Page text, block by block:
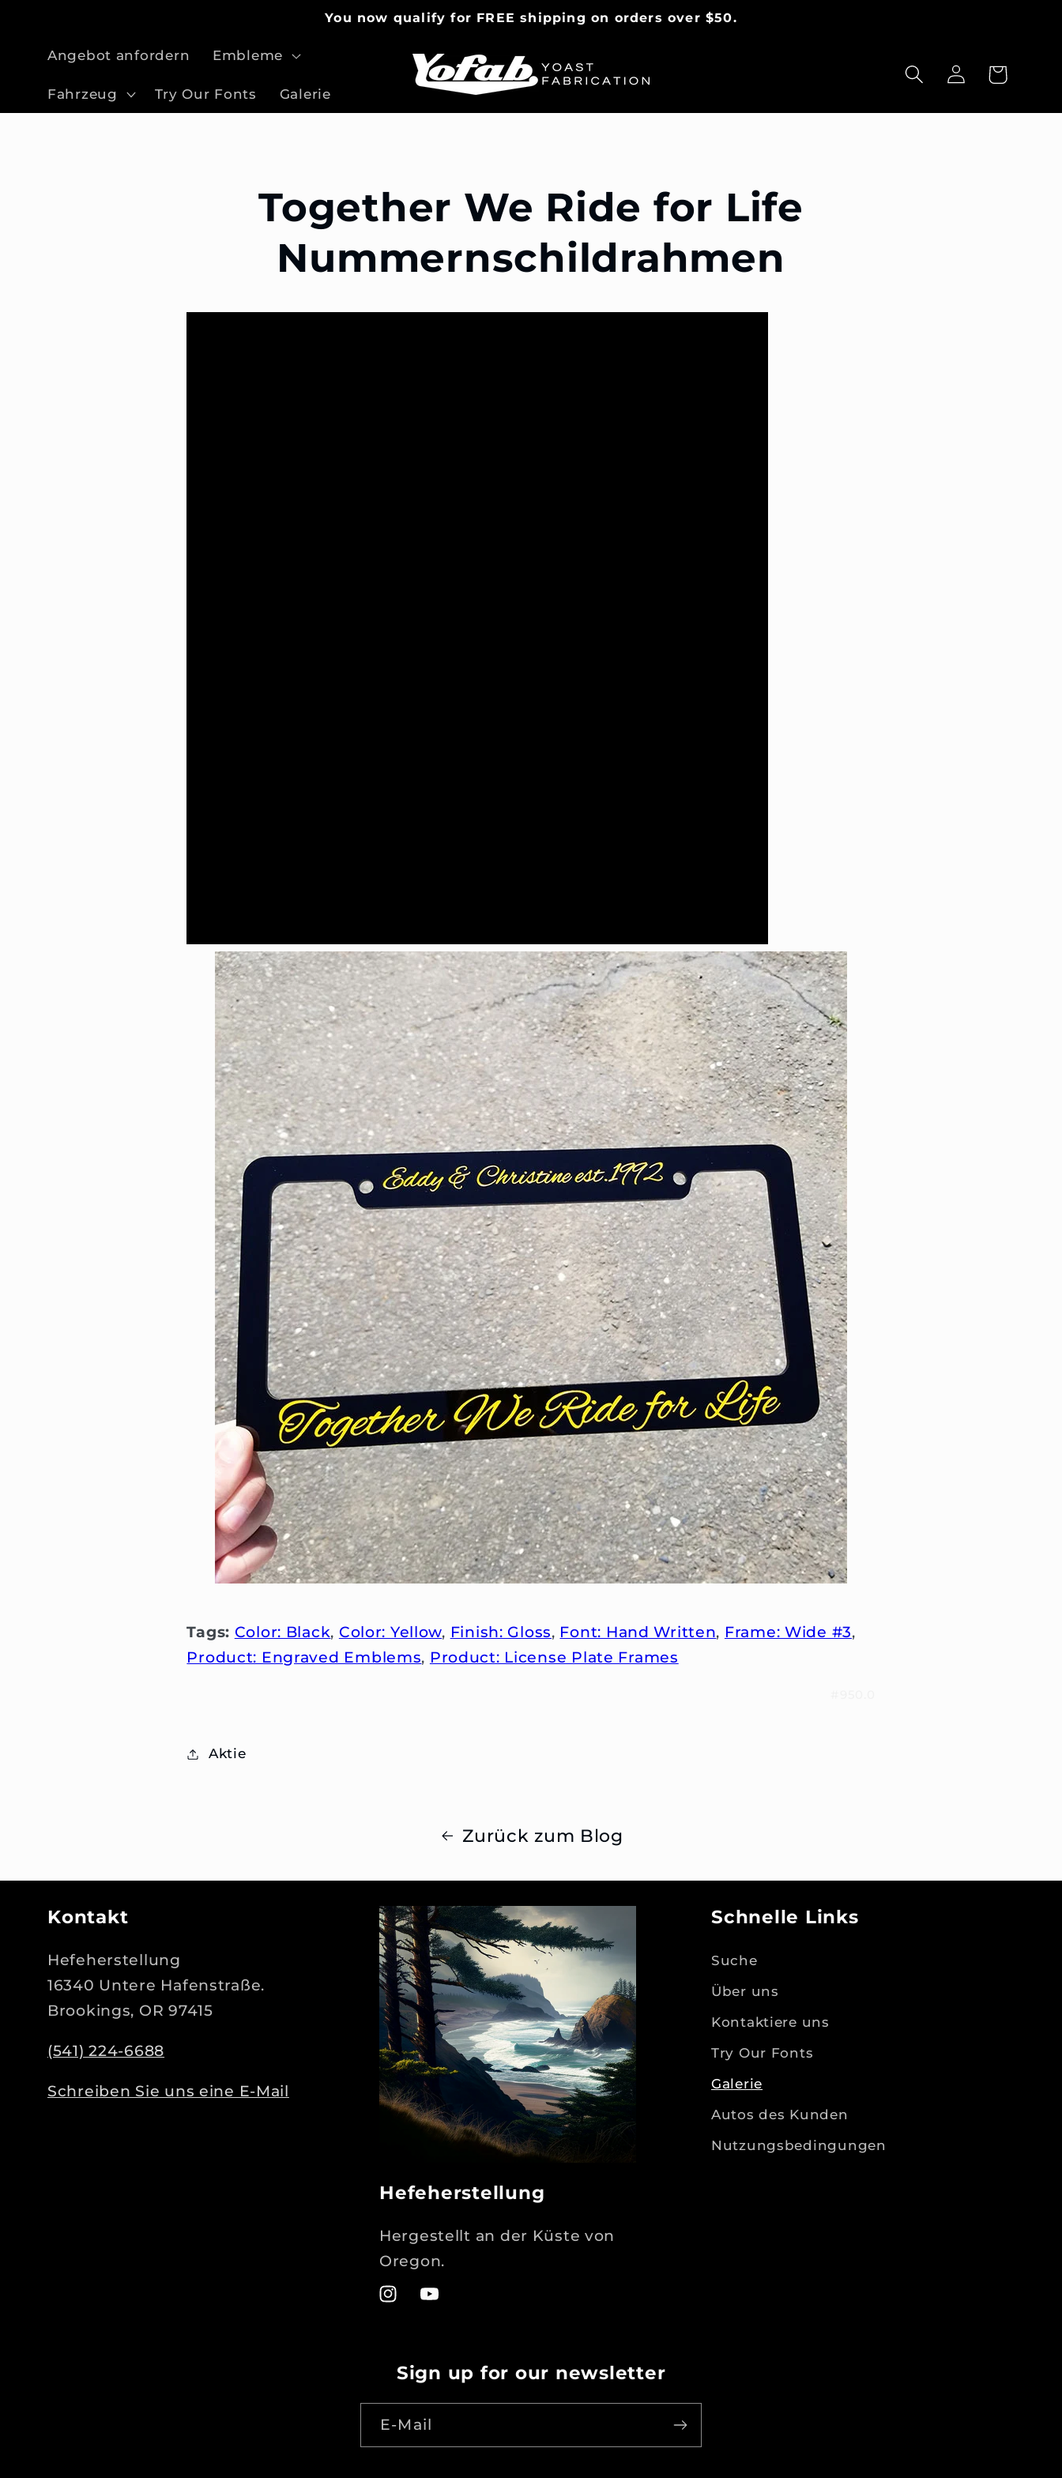
You now qualify for FREE shipping on orders over $50.
Angebot anfordern Embleme
Fahrzeug Try Our Fonts Galerie
EinloggenWarenkorb
Together We Ride for Life
Nummernschildrahmen
Tags: Color: Black, Color: Yellow, Finish: Gloss, Font: Hand Written, Frame: Wide #3,
Product: Engraved Emblems, Product: License Plate Frames
Aktie
Zurück zum Blog
Kontakt
Hefeherstellung
16340 Untere Hafenstraße.
Brookings, OR 97415
(541) 224-6688
Schreiben Sie uns eine E-Mail
Hefeherstellung
Hergestellt an der Küste von
Oregon.
InstagramYouTube
Schnelle Links
Suche
Über uns
Kontaktiere uns
Try Our Fonts
Galerie
Autos des Kunden
Nutzungsbedingungen
Sign up for our newsletter
E-Mail